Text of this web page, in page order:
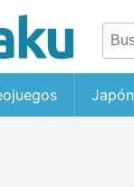
Japón